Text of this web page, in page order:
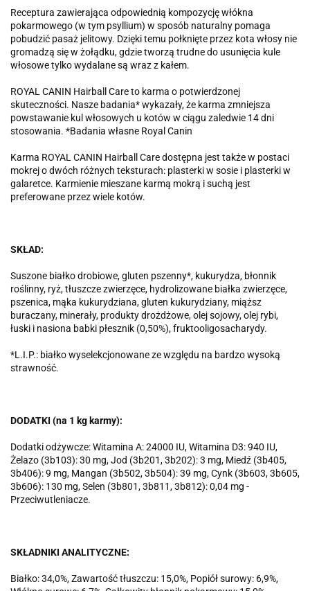
Receptura zawierająca odpowiednią kompozycję włókna
pokarmowego (w tym psyllium) w sposób naturalny pomaga
pobudzić pasaż jelitowy. Dzięki temu połknięte przez kota włosy nie
gromadzą się w żołądku, gdzie tworzą trudne do usunięcia kule
włosowe tylko wydalane są wraz z kałem.
ROYAL CANIN Hairball Care to karma o potwierdzonej
skuteczności. Nasze badania* wykazały, że karma zmniejsza
powstawanie kul włosowych u kotów w ciągu zaledwie 14 dni
stosowania. *Badania własne Royal Canin
Karma ROYAL CANIN Hairball Care dostępna jest także w postaci
mokrej o dwóch różnych teksturach: plasterki w sosie i plasterki w
galaretce. Karmienie mieszane karmą mokrą i suchą jest
preferowane przez wiele kotów.
SKŁAD:
Suszone białko drobiowe, gluten pszenny*, kukurydza, błonnik
roślinny, ryż, tłuszcze zwierzęce, hydrolizowane białka zwierzęce,
pszenica, mąka kukurydziana, gluten kukurydziany, miąższ
buraczany, minerały, produkty drożdżowe, olej sojowy, olej rybi,
łuski i nasiona babki płesznik (0,50%), fruktooligosacharydy.
*L.I.P.: białko wyselekcjonowane ze względu na bardzo wysoką
strawność.
DODATKI (na 1 kg karmy):
Dodatki odżywcze: Witamina A: 24000 IU, Witamina D3: 940 IU,
Żelazo (3b103): 30 mg, Jod (3b201, 3b202): 3 mg, Miedź (3b405,
3b406): 9 mg, Mangan (3b502, 3b504): 39 mg, Cynk (3b603, 3b605,
3b606): 130 mg, Selen (3b801, 3b811, 3b812): 0,04 mg -
Przeciwutleniacze.
SKŁADNIKI ANALITYCZNE:
Białko: 34,0%, Zawartość tłuszczu: 15,0%, Popiół surowy: 6,9%,